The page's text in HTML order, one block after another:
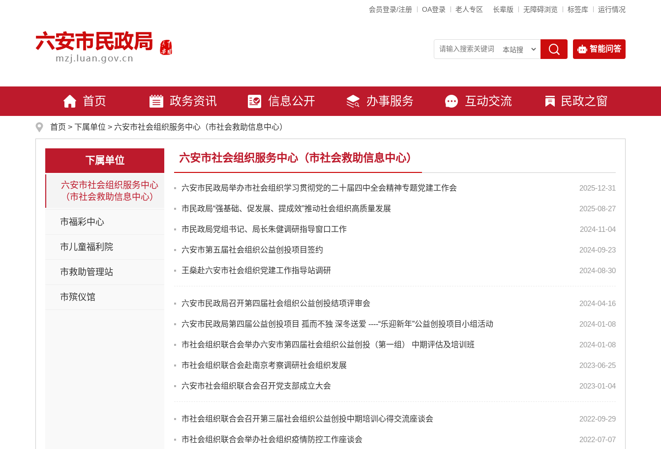
会员登录/注册 OA登录 老人专区 长辈版 无障碍浏览 标签库 运行情况
智能问答
首页 政务资讯 信息公开 办事服务 互动交流 民政之窗
首页 > 下属单位 > 六安市社会组织服务中心（市社会救助信息中心）
下属单位
六安市社会组织服务中心
（市社会救助信息中心）
市福彩中心
市儿童福利院
市救助管理站
市殡仪馆
六安市社会组织服务中心（市社会救助信息中心）
六安市民政局举办市社会组织学习贯彻党的二十届四中全会精神专题党建工作会 2025-12-31
市民政局“强基础、促发展、提成效”推动社会组织高质量发展 2025-08-27
市民政局党组书记、局长朱健调研指导窗口工作 2024-11-04
六安市第五届社会组织公益创投项目签约 2024-09-23
王燊赴六安市社会组织党建工作指导站调研 2024-08-30
六安市民政局召开第四届社会组织公益创投结项评审会 2024-04-16
六安市民政局第四届公益创投项目 孤而不独 深冬送爱 ----“乐迎新年”公益创投项目小组活动 2024-01-08
市社会组织联合会举办六安市第四届社会组织公益创投（第一组） 中期评估及培训班 2024-01-08
市社会组织联合会赴南京考察调研社会组织发展 2023-06-25
六安市社会组织联合会召开党支部成立大会 2023-01-04
市社会组织联合会召开第三届社会组织公益创投中期培训心得交流座谈会 2022-09-29
市社会组织联合会举办社会组织疫情防控工作座谈会 2022-07-07